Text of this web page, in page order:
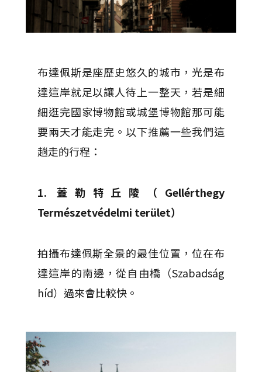
布達佩斯是座歷史悠久的城市，光是布
達這岸就足以讓人待上一整天，若是細
細逛完國家博物館或城堡博物館那可能
要兩天才能走完。以下推薦一些我們這
趟走的行程：
1. 蓋勒特丘陵（Gellérthegy
Természetvédelmi terület）
拍攝布達佩斯全景的最佳位置，位在布
達這岸的南邊，從自由橋（Szabadság
híd）過來會比較快。